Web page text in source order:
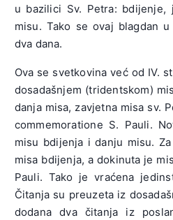
u bazilici Sv. Petra: bdijenje,
misu. Tako se ovaj blagdan
dva dana.
Ova se svetkovina već od IV.
dosadašnjem (tridentskom)
danja misa, zavjetna misa sv.
commemoratione S. Pauli.
misu bdijenja i danju misu.
misa bdijenja, a dokinuta je
Pauli. Tako je vraćena
Čitanja su preuzeta iz
dodana dva čitanja iz